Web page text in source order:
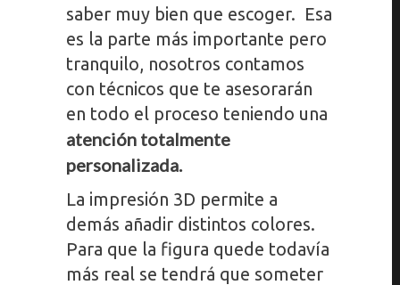
saber muy bien que escoger. Esa
es la parte más importante pero
tranquilo, nosotros contamos
con técnicos que te asesorarán
en todo el proceso teniendo una
atención totalmente
personalizada.
La impresión 3D permite a
demás añadir distintos colores.
Para que la figura quede todavía
más real se tendrá que someter